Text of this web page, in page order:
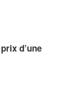
prix d’une